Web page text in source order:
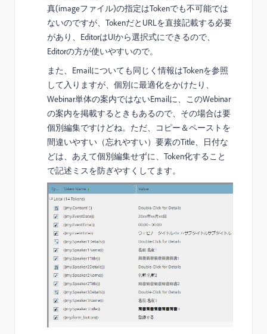
真(imageファイル)の指定はTokenでも不可能では
ないのですが、TokenだとURLを直接記載する必要
があり、EditorはUIから選択式にできるので、
Editorの方が使いやすいので。
また、Emailについても同じく情報はTokenを参照
して入りますが、個別に最適化をかけたり、
Webinar単体の案内ではないEmailに、このWebinar
の案内を掲載するときもあるので、その場合は要
個別編集ですけどね。ただ、コピー＆ペーストを
間違いやすい（忘れやすい）要素のTitle、日付な
どは、あえて個別編集せずに、Token化すること
で記述ミスを防ぎやすくしてます。